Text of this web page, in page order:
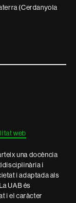
(Cerdanyola
web
una docència
i
i adaptada als
UAB és
i el caràcter